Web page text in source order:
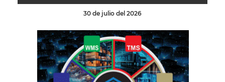
30 de julio del 2026